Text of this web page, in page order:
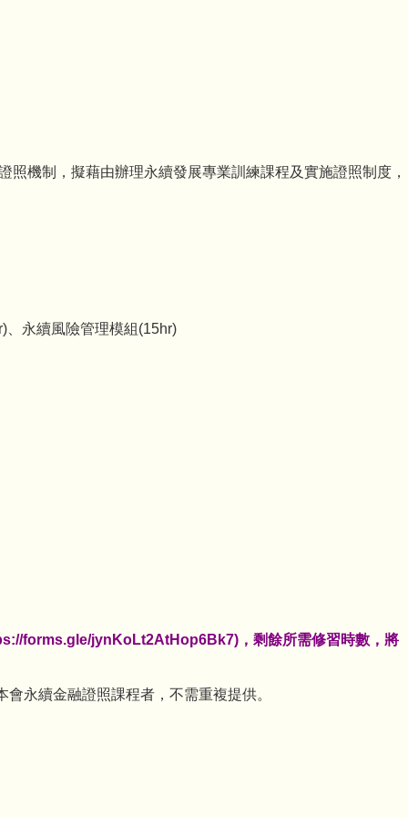
機制，擬藉由辦理永續發展專業訓練課程及實施證照制度，
、永續風險管理模組(15hr)
forms.gle/jynKoLt2AtHop6Bk7)，剩餘所需修習時數，將
永續金融證照課程者，不需重複提供。